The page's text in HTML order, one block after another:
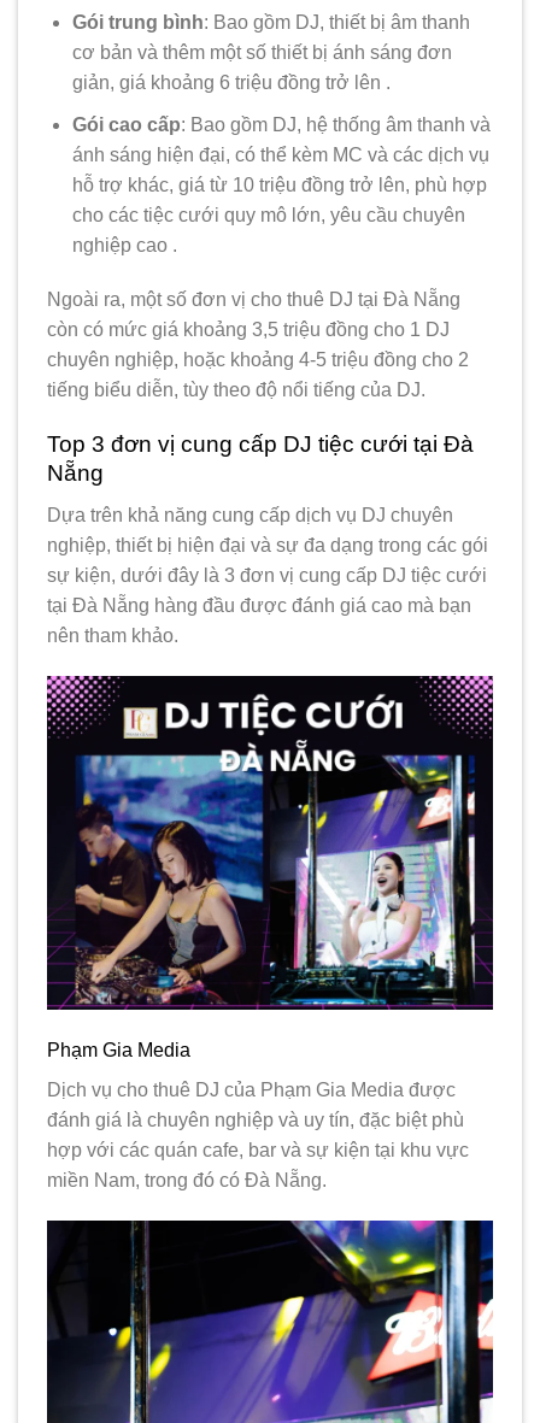
Gói trung bình: Bao gồm DJ, thiết bị âm thanh
cơ bản và thêm một số thiết bị ánh sáng đơn
giản, giá khoảng 6 triệu đồng trở lên .
Gói cao cấp: Bao gồm DJ, hệ thống âm thanh và
ánh sáng hiện đại, có thể kèm MC và các dịch vụ
hỗ trợ khác, giá từ 10 triệu đồng trở lên, phù hợp
cho các tiệc cưới quy mô lớn, yêu cầu chuyên
nghiệp cao .
Ngoài ra, một số đơn vị cho thuê DJ tại Đà Nẵng
còn có mức giá khoảng 3,5 triệu đồng cho 1 DJ
chuyên nghiệp, hoặc khoảng 4-5 triệu đồng cho 2
tiếng biểu diễn, tùy theo độ nổi tiếng của DJ.
Top 3 đơn vị cung cấp DJ tiệc cưới tại Đà
Nẵng
Dựa trên khả năng cung cấp dịch vụ DJ chuyên
nghiệp, thiết bị hiện đại và sự đa dạng trong các gói
sự kiện, dưới đây là 3 đơn vị cung cấp DJ tiệc cưới
tại Đà Nẵng hàng đầu được đánh giá cao mà bạn
nên tham khảo.
Phạm Gia Media
Dịch vụ cho thuê DJ của Phạm Gia Media được
đánh giá là chuyên nghiệp và uy tín, đặc biệt phù
hợp với các quán cafe, bar và sự kiện tại khu vực
miền Nam, trong đó có Đà Nẵng.